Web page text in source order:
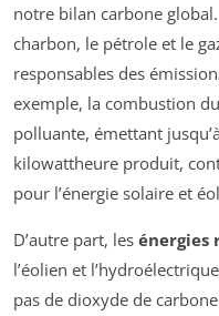
notre bilan carbone
charbon, le pétrole et le
responsables des
exemple, la combustion
polluante, émettant
kilowattheure produit,
pour l’énergie solaire et
D’autre part, les énergies
l’éolien et
pas de dioxyde de